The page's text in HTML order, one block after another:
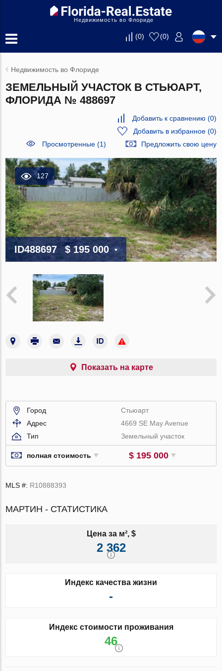
Недвижимость во Флориде
(0) (0)
Недвижимость во Флориде
ЗЕМЕЛЬНЫЙ УЧАСТОК В СТЬЮАРТ,
ФЛОРИДА № 488697
Добавить к сравнению (0)
Добавить в избранное(0)
Просмотренные (1)
Предложить свою цену
127
ID488697 $ 195 000
Показать на карте
Город
Стьюарт
Адрес
4669 SE May Avenue
Тип
Земельный участок
полная стоимость $ 195 000
MLS #: R10888393
МАРТИН - СТАТИСТИКА
Цена за м², $
2 362
Индекс качества жизни
-
Индекс стоимости проживания
46